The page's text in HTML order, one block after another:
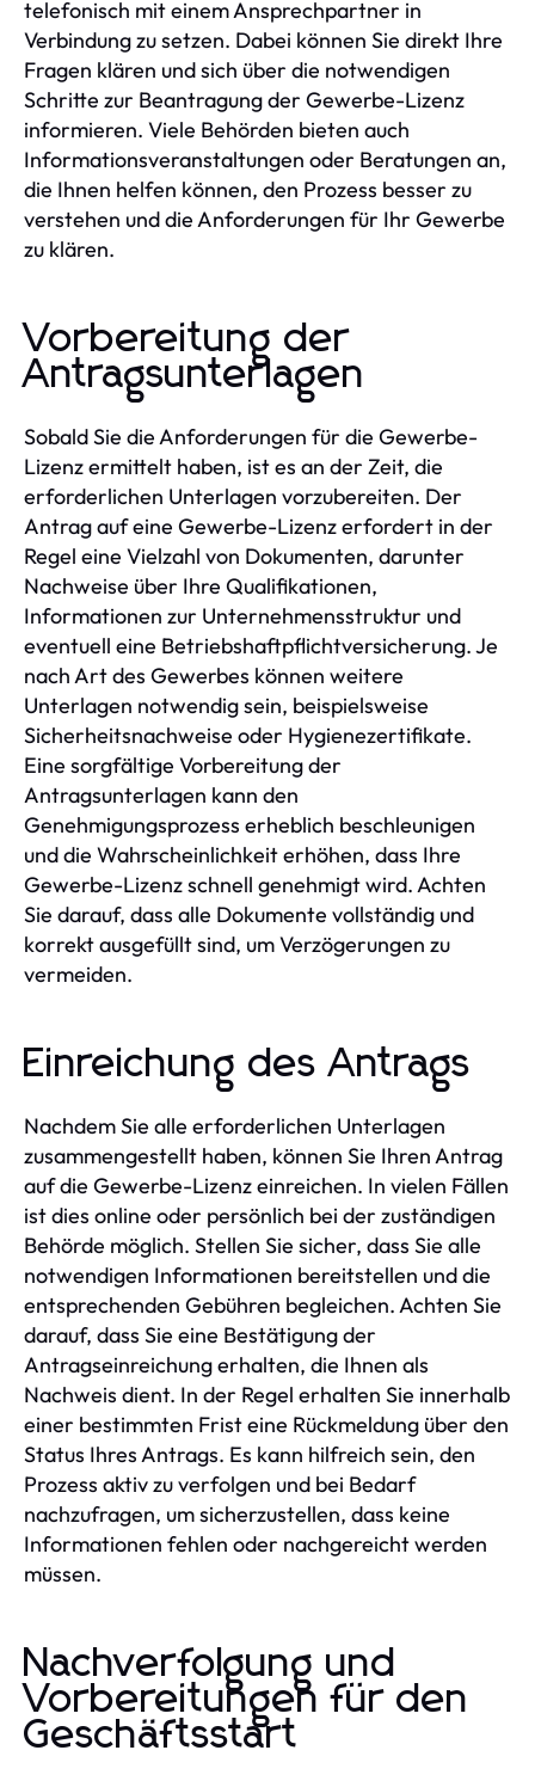
telefonisch mit einem Ansprechpartner in
Verbindung zu setzen. Dabei können Sie direkt Ihre
Fragen klären und sich über die notwendigen
Schritte zur Beantragung der Gewerbe-Lizenz
informieren. Viele Behörden bieten auch
Informationsveranstaltungen oder Beratungen an,
die Ihnen helfen können, den Prozess besser zu
verstehen und die Anforderungen für Ihr Gewerbe
zu klären.
Vorbereitung der
Antragsunterlagen
Sobald Sie die Anforderungen für die Gewerbe-
Lizenz ermittelt haben, ist es an der Zeit, die
erforderlichen Unterlagen vorzubereiten. Der
Antrag auf eine Gewerbe-Lizenz erfordert in der
Regel eine Vielzahl von Dokumenten, darunter
Nachweise über Ihre Qualifikationen,
Informationen zur Unternehmensstruktur und
eventuell eine Betriebshaftpflichtversicherung. Je
nach Art des Gewerbes können weitere
Unterlagen notwendig sein, beispielsweise
Sicherheitsnachweise oder Hygienezertifikate.
Eine sorgfältige Vorbereitung der
Antragsunterlagen kann den
Genehmigungsprozess erheblich beschleunigen
und die Wahrscheinlichkeit erhöhen, dass Ihre
Gewerbe-Lizenz schnell genehmigt wird. Achten
Sie darauf, dass alle Dokumente vollständig und
korrekt ausgefüllt sind, um Verzögerungen zu
vermeiden.
Einreichung des Antrags
Nachdem Sie alle erforderlichen Unterlagen
zusammengestellt haben, können Sie Ihren Antrag
auf die Gewerbe-Lizenz einreichen. In vielen Fällen
ist dies online oder persönlich bei der zuständigen
Behörde möglich. Stellen Sie sicher, dass Sie alle
notwendigen Informationen bereitstellen und die
entsprechenden Gebühren begleichen. Achten Sie
darauf, dass Sie eine Bestätigung der
Antragseinreichung erhalten, die Ihnen als
Nachweis dient. In der Regel erhalten Sie innerhalb
einer bestimmten Frist eine Rückmeldung über den
Status Ihres Antrags. Es kann hilfreich sein, den
Prozess aktiv zu verfolgen und bei Bedarf
nachzufragen, um sicherzustellen, dass keine
Informationen fehlen oder nachgereicht werden
müssen.
Nachverfolgung und
Vorbereitungen für den
Geschäftsstart